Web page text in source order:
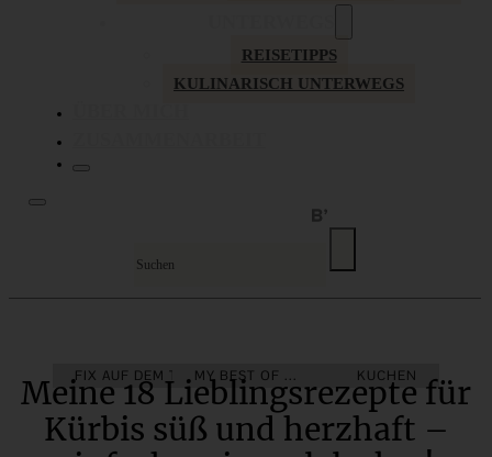
REISETIPPS
KULINARISCH UNTERWEGS
FIX AUF DEM TISCH HERBST KUCHEN
MY BEST OF ...
Meine 18 Lieblingsrezepte für
Kürbis süß und herzhaft –